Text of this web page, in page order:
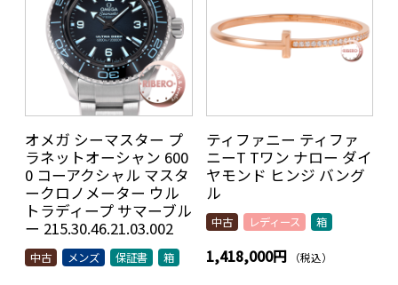
オメガ シーマスター プ
ラネットオーシャン 600
0 コーアクシャル マスタ
ークロノメーター ウル
トラディープ サマーブル
ー 215.30.46.21.03.002
中古 メンズ 保証書 箱
ティファニー ティファ
ニーT Tワン ナロー ダイ
ヤモンド ヒンジ バング
ル
中古 レディース 箱
1,418,000円 （税込）